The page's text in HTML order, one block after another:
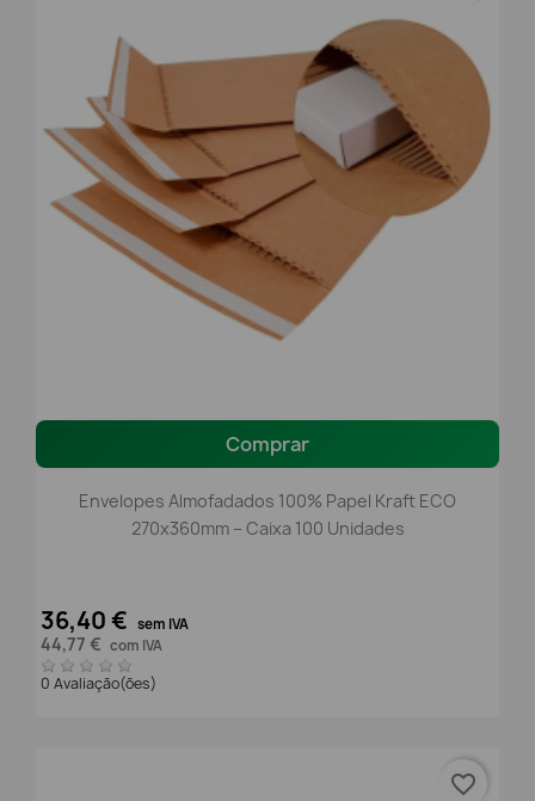
Comprar
Envelopes Almofadados 100% Papel Kraft ECO
270x360mm – Caixa 100 Unidades
36,40 € sem IVA
44,77 € com IVA
0 Avaliação(ões)
favorite_border